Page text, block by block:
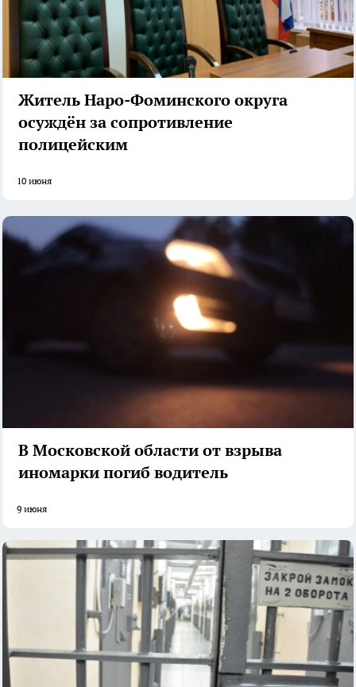
Житель Наро-Фоминского округа
осуждён за сопротивление
полицейским
10 июня
В Московской области от взрыва
иномарки погиб водитель
9 июня